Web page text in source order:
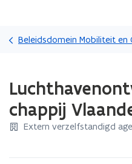
Beleidsdomein Mobiliteit en
met
laden.
bevindt
zich
chappij
Extern verzelfstandigd